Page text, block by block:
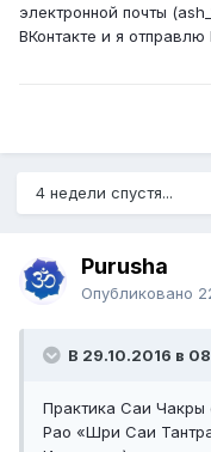
электронной почты
ВКонтакте и я
4 недели спустя...
Purusha
Опубликовано
В 29.10.2016 в
Практика Саи Чакры
Рао «Шри Саи